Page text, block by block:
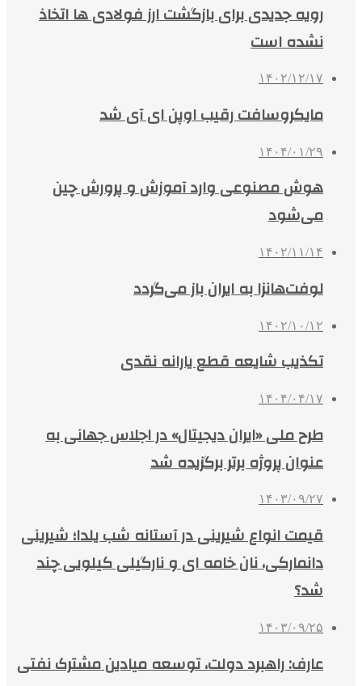
رویه جدیدی برای بازگشت ارز فولادی ها اتخاذ
نشده است
۱۴۰۲/۱۲/۱۷
مایکروسافت رقیب اوپن ای آی شد
۱۴۰۴/۰۱/۲۹
هوش مصنوعی وارد آموزش و پرورش چین
می‌شود
۱۴۰۲/۱۱/۱۴
لوفت‌هانزا به ایران باز می‌گردد
۱۴۰۲/۱۰/۱۲
تکذیب شایعه قطع یارانه نقدی
۱۴۰۴/۰۴/۱۷
طرح ملی «ایران دیجیتال» در اجلاس جهانی به
عنوان پروژه برتر برگزیده شد
۱۴۰۳/۰۹/۲۷
قیمت انواع شیرینی در آستانه شب یلدا؛ شیرینی
دانمارکی، نان خامه ای و نارگیلی کیلویی چند
شد؟
۱۴۰۳/۰۹/۲۵
عارف: راهبرد دولت، توسعه میادین مشترک نفتی